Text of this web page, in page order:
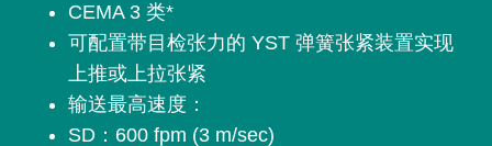
CEMA 3 类*
可配置带目检张力的 YST 弹簧张紧装置实现
上推或上拉张紧
输送最高速度：
SD：600 fpm (3 m/sec)